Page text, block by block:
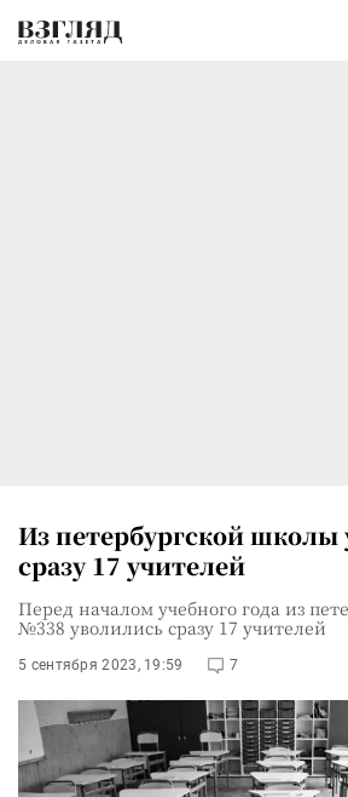
Из петербургской школы
сразу 17 учителей
Перед началом учебного года из
№338 уволились сразу 17 учителей
5 сентября 2023, 19:59 7